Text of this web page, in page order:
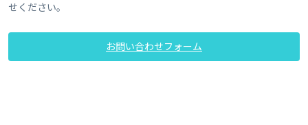
せください。
お問い合わせフォーム